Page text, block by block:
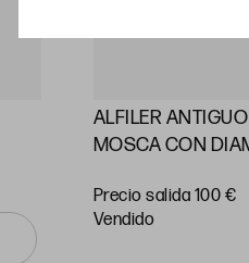
ALFILER
MOSCA CON
Precio salida 100 €
vendido